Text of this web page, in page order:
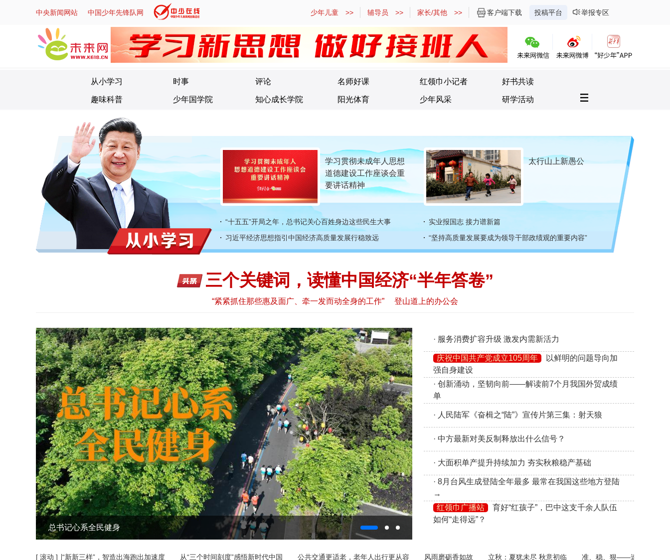
中央新闻网站 中国少年先锋队网 少年儿童 >> 辅导员 >> 家长/其他 >> 客户端下载 投稿平台 举报专区
微博
从小学习 时事 评论 名师好课 红领巾小记者 好书共读
趣味科普 少年国学院 知心成长学院 阳光体育 少年风采 研学活动
学习贯彻未成年人思想
道德建设工作座谈会重
要讲话精神
“十五五”开局之年，总书记关心百姓身边这些民生大事
习近平经济思想指引中国经济高质量发展行稳致远
太行山上新愚公
实业报国志 接力谱新篇
“坚持高质量发展要成为领导干部政绩观的重要内容”
三个关键词，读懂中国经济“半年答卷”
“紧紧抓住那些惠及面广、牵一发而动全身的工作” 登山道上的办公会
古田会议会址：穿越历史的红色课堂
· 服务消费扩容升级 激发内需新活力
庆祝中国共产党成立105周年
以鲜明的问题导向加
强自身建设
· 创新涌动，坚韧向前——解读前7个月我国外贸成绩
单
· 人民陆军《奋楫之“陆”》宣传片第三集：射天狼
· 中方最新对美反制释放出什么信号？
· 大面积单产提升持续加力 夯实秋粮稳产基础
· 8月台风生成登陆全年最多 最常在我国这些地方登陆
→
红领巾广播站
育好“红孩子”，巴中这支千余人队伍
如何“走得远”？
[ 滚动 ]
从“新三样”到“新新三样”，智造出海跑出加速度 从“三个时间刻度”感悟新时代中国 公共交通更适老，老年人出行更从容 风雨磨砺香如故 立秋：夏犹未尽 秋意初临 准、稳、狠——速览我国深化扫黑